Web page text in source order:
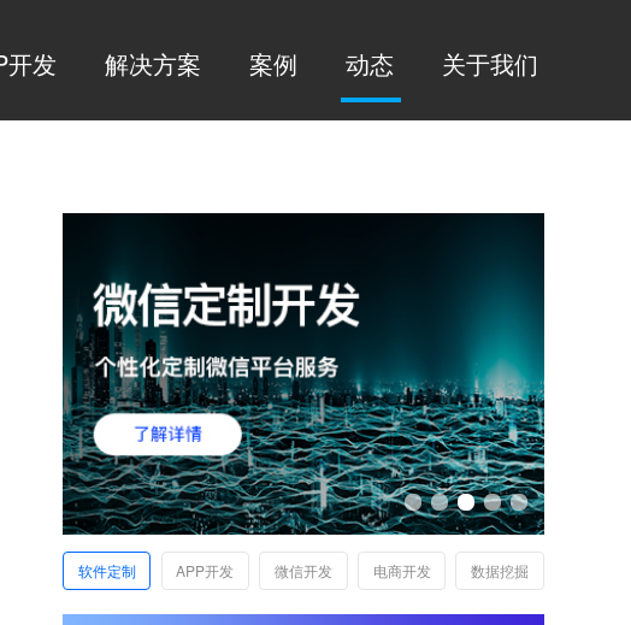
开发 解决方案 案例 动态 关于我们
软件定制 APP开发 微信开发 电商开发 数据挖掘